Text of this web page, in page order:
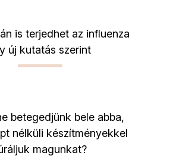
is terjedhet az influenza
új kutatás szerint
betegedjünk bele abba,
nélküli készítményekkel
magunkat?